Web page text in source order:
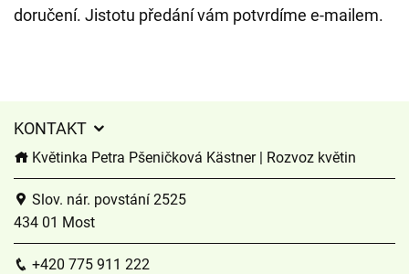
doručení. Jistotu předání vám potvrdíme e-mailem.
KONTAKT
Květinka Petra Pšeničková Kästner | Rozvoz květin
Slov. nár. povstání 2525
434 01 Most
+420 775 911 222